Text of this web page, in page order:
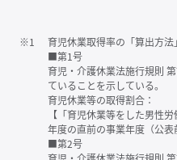
※1
育児休業取得率の「算出方法
■第1号
育児・介護休業法施行規則
ていることを示している。
育児休業等の取得割合：
【「育児休業等をした男性
年度の直前の事業年度（公
■第2号